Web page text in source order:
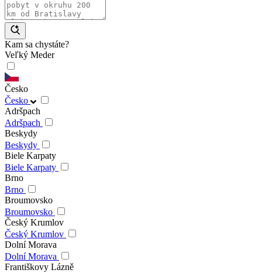
Kam sa chystáte?
Veľký Meder
Česko
Česko
Adršpach
Adršpach
Beskydy
Beskydy
Biele Karpaty
Biele Karpaty
Brno
Brno
Broumovsko
Broumovsko
Český Krumlov
Český Krumlov
Dolní Morava
Dolní Morava
Františkovy Lázně